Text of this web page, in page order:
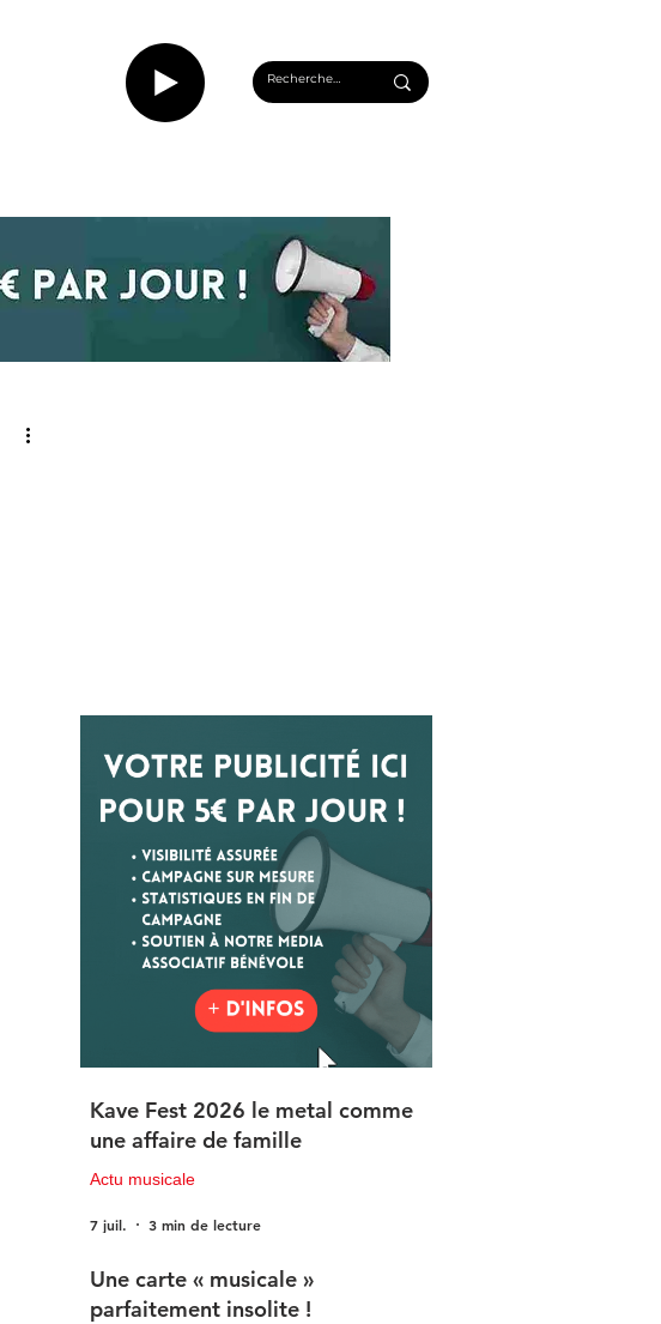
Kave Fest 2026 le metal comme
une affaire de famille
Actu musicale
7 juil. 3 min de lecture
Une carte « musicale »
parfaitement insolite !